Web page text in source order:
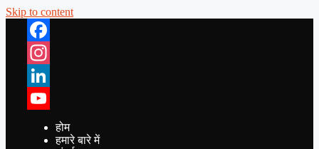
Skip to content
Facebook
Instagram
LinkedIn
YouTube
होम
हमारे बारे में